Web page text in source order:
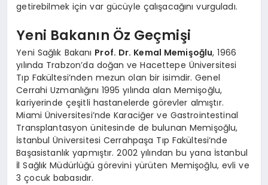
getirebilmek için var gücüyle çalışacağını vurguladı.
Yeni Bakanın Öz Geçmişi
Yeni Sağlık Bakanı Prof. Dr. Kemal Memişoğlu, 1966
yılında Trabzon’da doğan ve Hacettepe Üniversitesi
Tıp Fakültesi’nden mezun olan bir isimdir. Genel
Cerrahi Uzmanlığını 1995 yılında alan Memişoğlu,
kariyerinde çeşitli hastanelerde görevler almıştır.
Miami Üniversitesi’nde Karaciğer ve Gastrointestinal
Transplantasyon ünitesinde de bulunan Memişoğlu,
İstanbul Üniversitesi Cerrahpaşa Tıp Fakültesi’nde
Başasistanlık yapmıştır. 2002 yılından bu yana İstanbul
İl Sağlık Müdürlüğü görevini yürüten Memişoğlu, evli ve
3 çocuk babasıdır.